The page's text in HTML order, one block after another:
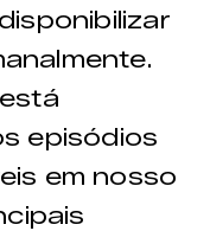
episódios
em nosso